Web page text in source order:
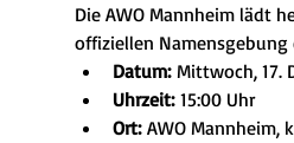
Die AWO Mannheim lädt
offiziellen Namensgebung
Datum: Mittwoch, 17.
Uhrzeit: 15:00 Uhr
Ort: AWO Mannheim,